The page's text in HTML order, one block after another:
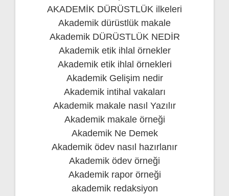
AKADEMİK DÜRÜSTLÜK ilkeleri
Akademik dürüstlük makale
Akademik DÜRÜSTLÜK NEDİR
Akademik etik ihlal örnekler
Akademik etik ihlal örnekleri
Akademik Gelişim nedir
Akademik intihal vakaları
Akademik makale nasıl Yazılır
Akademik makale örneği
Akademik Ne Demek
Akademik ödev nasıl hazırlanır
Akademik ödev örneği
Akademik rapor örneği
akademik redaksiyon